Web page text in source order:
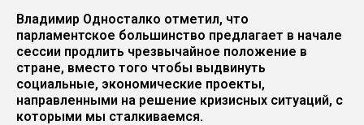
Владимир Односталко отметил, что
парламентское большинство предлагает в начале
сессии продлить чрезвычайное положение в
стране, вместо того чтобы выдвинуть
социальные, экономические проекты,
направленными на решение кризисных ситуаций, с
которыми мы сталкиваемся.